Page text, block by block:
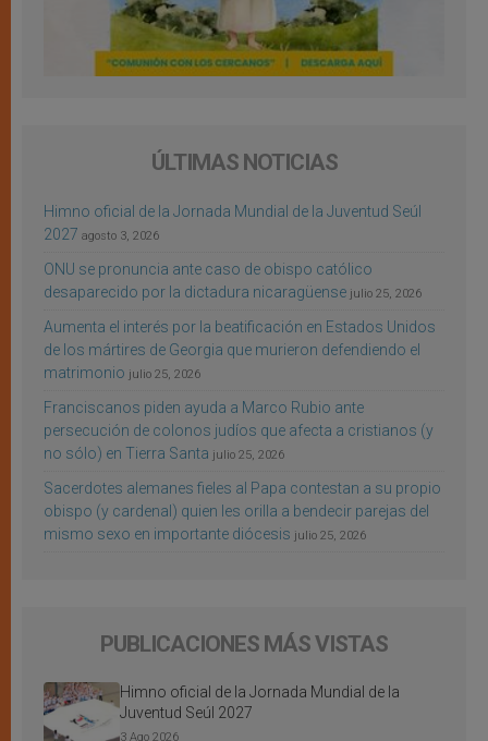
ÚLTIMAS NOTICIAS
Himno oficial de la Jornada Mundial de la Juventud Seúl
2027 agosto 3, 2026
ONU se pronuncia ante caso de obispo católico
desaparecido por la dictadura nicaragüense julio 25, 2026
Aumenta el interés por la beatificación en Estados Unidos
de los mártires de Georgia que murieron defendiendo el
matrimonio julio 25, 2026
Franciscanos piden ayuda a Marco Rubio ante
persecución de colonos judíos que afecta a cristianos (y
no sólo) en Tierra Santa julio 25, 2026
Sacerdotes alemanes fieles al Papa contestan a su propio
obispo (y cardenal) quien les orilla a bendecir parejas del
mismo sexo en importante diócesis julio 25, 2026
PUBLICACIONES MÁS VISTAS
Himno oficial de la Jornada Mundial de la
Juventud Seúl 2027
3 Ago 2026